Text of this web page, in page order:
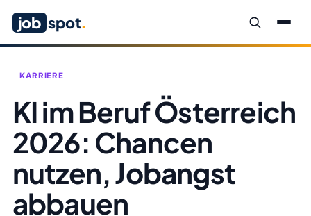
job spot.
KARRIERE
KI im Beruf Österreich
2026: Chancen
nutzen, Jobangst
abbauen